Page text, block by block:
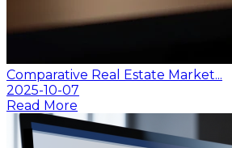
Comparative Real Estate Market...
2025-10-07
Read More